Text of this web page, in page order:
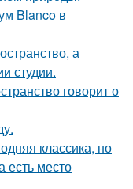
Blanco в
а
студии.
говорит о
классика, но
есть место